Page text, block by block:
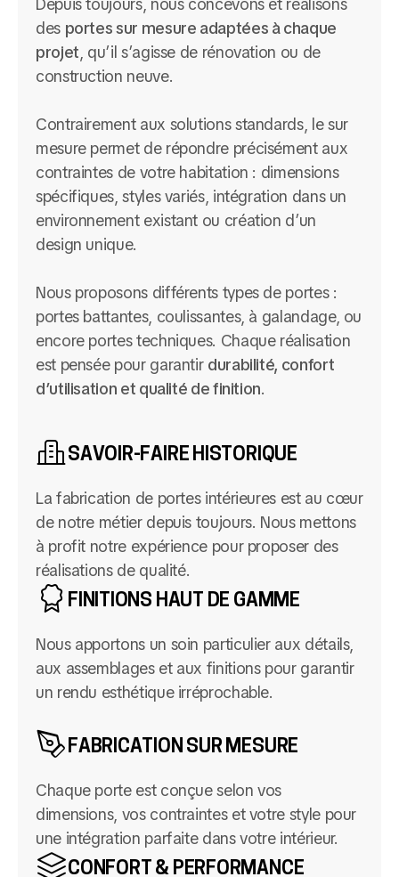
des portes sur mesure adaptées à chaque
projet, qu’il s’agisse de rénovation ou de
construction neuve.
Contrairement aux solutions standards, le sur
mesure permet de répondre précisément aux
contraintes de votre habitation : dimensions
spécifiques, styles variés, intégration dans un
environnement existant ou création d’un
design unique.
Nous proposons différents types de portes :
portes battantes, coulissantes, à galandage, ou
encore portes techniques. Chaque réalisation
est pensée pour garantir durabilité, confort
d’utilisation et qualité de finition.
SAVOIR-FAIRE HISTORIQUE
La fabrication de portes intérieures est au cœur
de notre métier depuis toujours. Nous mettons
à profit notre expérience pour proposer des
réalisations de qualité.
FINITIONS HAUT DE GAMME
Nous apportons un soin particulier aux détails,
aux assemblages et aux finitions pour garantir
un rendu esthétique irréprochable.
FABRICATION SUR MESURE
Chaque porte est conçue selon vos
dimensions, vos contraintes et votre style pour
une intégration parfaite dans votre intérieur.
CONFORT & PERFORMANCE